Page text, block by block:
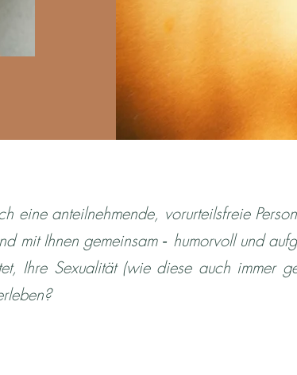
eine anteilnehmende, vorurteilsfreie
mit Ihnen gemeinsam ‑ humorvoll und
Ihre Sexualität (wie diese auch immer